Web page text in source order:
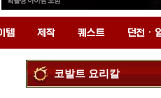
템 제작 퀘스트 던전 ·
코발트 요리칼